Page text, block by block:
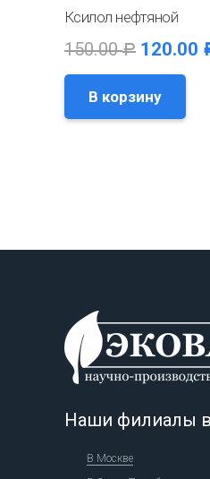
Ксилол нефтяной
150.00Р 120.00
В корзину
Наши филиалы
В Москве